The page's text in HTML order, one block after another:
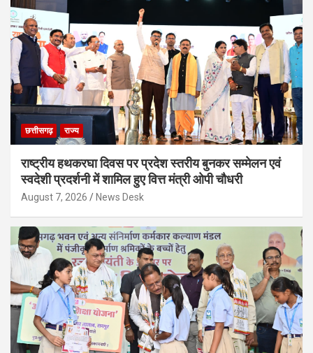
छत्तीसगढ़ राज्य
राष्ट्रीय हथकरघा दिवस पर प्रदेश स्तरीय बुनकर सम्मेलन एवं
स्वदेशी प्रदर्शनी में शामिल हुए वित्त मंत्री ओपी चौधरी
August 7, 2026 News Desk